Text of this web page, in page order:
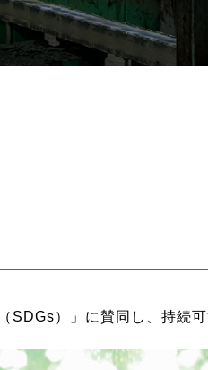
SDGs）」に賛同し、持続